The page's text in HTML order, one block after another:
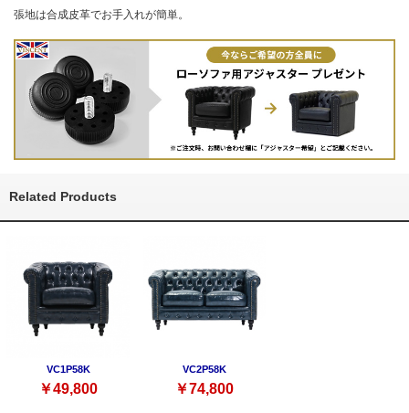
張地は合成皮革でお手入れが簡単。
Related Products
VC1P58K
￥49,800
VC2P58K
￥74,800